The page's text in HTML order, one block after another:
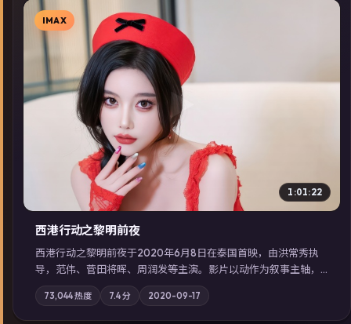
▶
IMAX
1:01:22
西港行动之黎明前夜
西港行动之黎明前夜于2020年6月8日在泰国首映，由洪常秀执
导，范伟、菅田将晖、周润发等主演。影片以动作为叙事主轴，
亲情与职责必须在倒计时结束前做出抉择；摄影与配乐强化地域
气质；站内亦可通过「国产免费观看高清电视剧在线看」延展检
索同类型高分佳作，畅享高清在线追剧体验。
73,044热度 7.4分 2020-09-17